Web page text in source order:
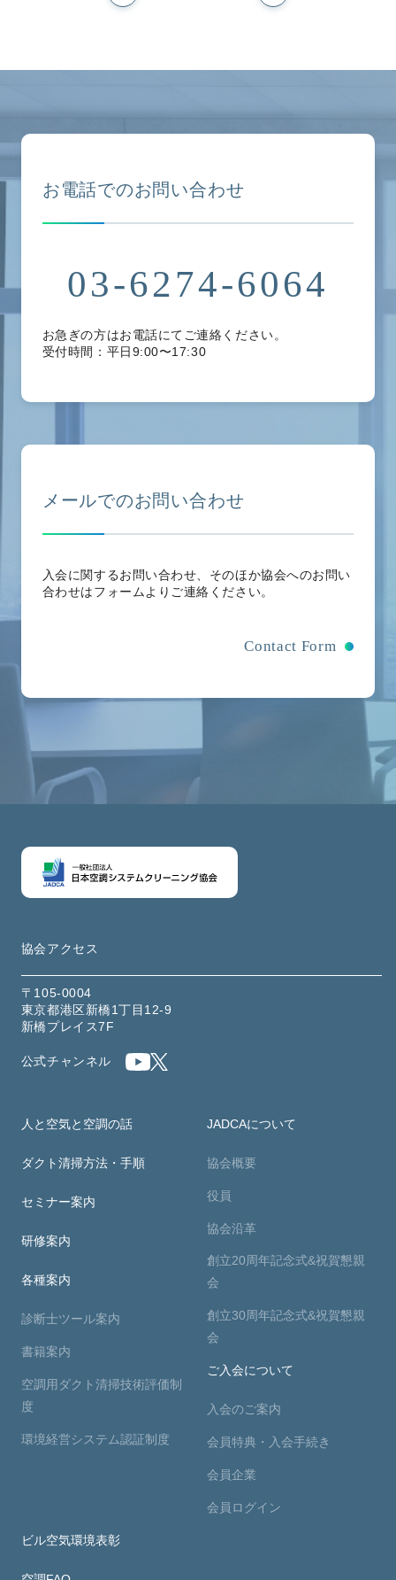
お電話でのお問い合わせ
03-6274-6064
お急ぎの方はお電話にてご連絡ください。
受付時間：平日9:00〜17:30
メールでのお問い合わせ
入会に関するお問い合わせ、そのほか協会へのお問い
合わせはフォームよりご連絡ください。
Contact Form
協会アクセス
〒105-0004
東京都港区新橋1丁目12-9
新橋プレイス7F
公式チャンネル
人と空気と空調の話
ダクト清掃方法・手順
セミナー案内
研修案内
各種案内
診断士ツール案内
書籍案内
空調用ダクト清掃技術評価制
度
環境経営システム認証制度
JADCAについて
協会概要
役員
協会沿革
創立20周年記念式&祝賀懇親
会
創立30周年記念式&祝賀懇親
会
ご入会について
入会のご案内
会員特典・入会手続き
会員企業
会員ログイン
ビル空気環境表彰